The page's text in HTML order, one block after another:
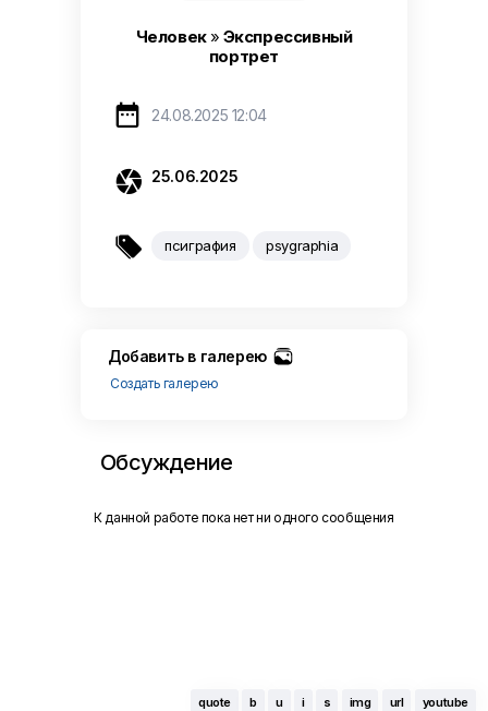
Человек» Экспрессивный
портрет
 24.08.2025 12:04
 25.06.2025
 псиграфия psygraphia
Добавить в галерею
Создать галерею
Обсуждение
К данной работе пока нет ни одного сообщения
quote b u i s img url youtube